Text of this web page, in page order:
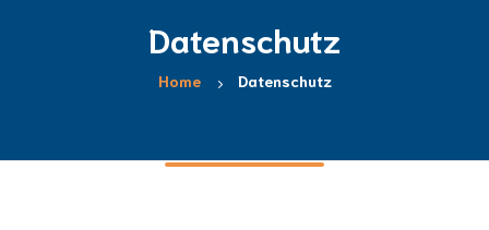
Datenschutz
Home Datenschutz